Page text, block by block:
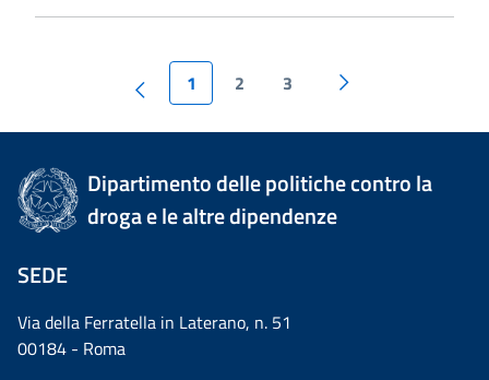
1 2 3
Dipartimento delle politiche contro la
droga e le altre dipendenze
SEDE
Via della Ferratella in Laterano, n. 51
00184 - Roma